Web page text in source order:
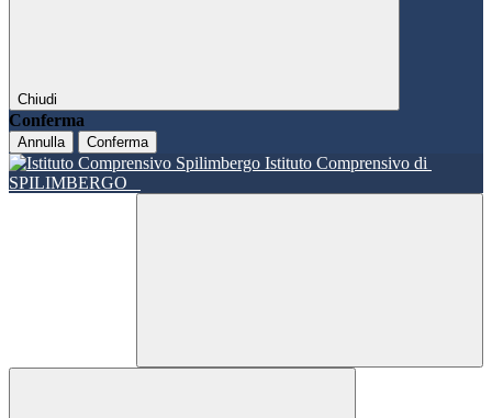
Chiudi
Conferma
Annulla Conferma
Istituto Comprensivo di
SPILIMBERGO